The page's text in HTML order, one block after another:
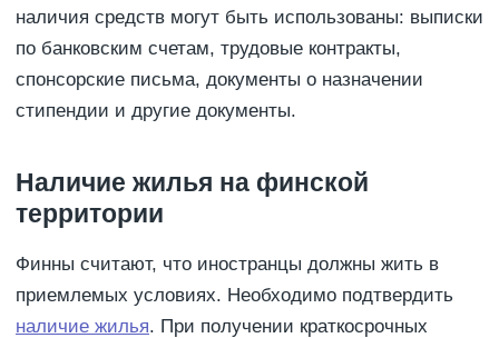
наличия средств могут быть использованы: выписки
по банковским счетам, трудовые контракты,
спонсорские письма, документы о назначении
стипендии и другие документы.
Наличие жилья на финской
территории
Финны считают, что иностранцы должны жить в
приемлемых условиях. Необходимо подтвердить
наличие жилья. При получении краткосрочных